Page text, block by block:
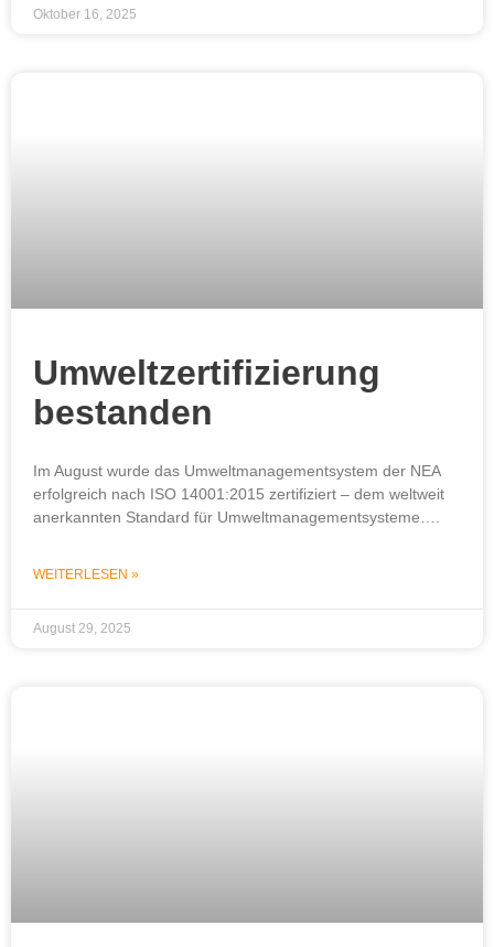
Oktober 16, 2025
Umweltzertifizierung
bestanden
Im August wurde das Umweltmanagementsystem der NEA
erfolgreich nach ISO 14001:2015 zertifiziert – dem weltweit
anerkannten Standard für Umweltmanagementsysteme….
WEITERLESEN »
August 29, 2025